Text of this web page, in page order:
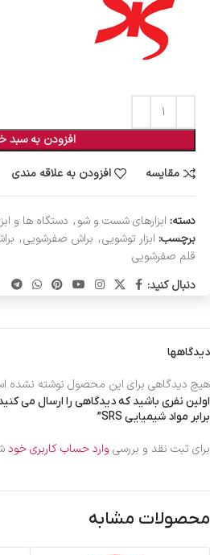
افزودن به سبد
مقایسه
افزودن به علاقه مندی
دسته: ابزارهای شست و شو, دستگاه ها و
برچسب: ابزار توشویی, براش صفرشویی,
قلم صفرشویی
دنبال کنید:
دیدگاهها
هیچ دیدگاهی برای این محصول نوشته نشده
اولین نفری باشید که دیدگاهی را ارسال می
برابر مواد شیمیایی SRS”
برای ثبت نقد و بررسی وارد حساب کاربری خود
محصولات مشابه